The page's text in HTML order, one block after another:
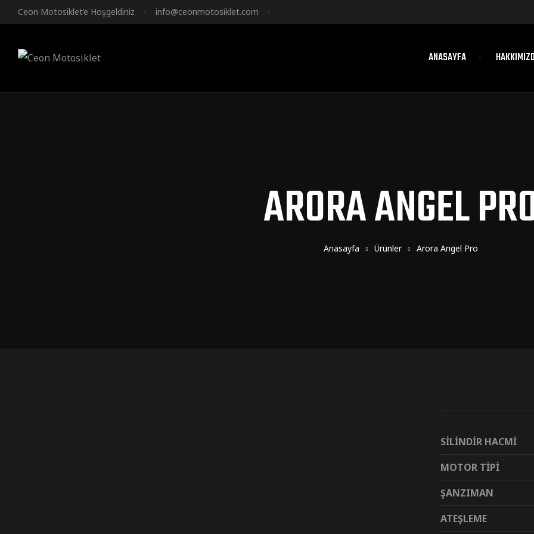
Ceon Motosiklet’e Hoşgeldiniz info@ceonmotosiklet.com
ANASAYFA
ARORA ANGEL
Anasayfa Ürünler Arora Angel Pro
SİLİNDİR HACMİ
MOTOR TİPİ
ŞANZIMAN
ATEŞLEME